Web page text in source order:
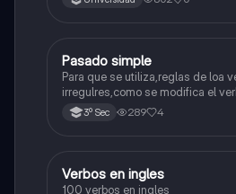
Inglés
Pasado simple
Para que se utiliza,reglas de loa verbos
irregulres,como se modifica el
pasado simple.
3º Sec 289 4
Inglés
Verbos en ingles
100 verbos en ingles